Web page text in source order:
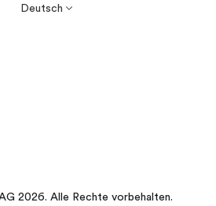
Deutsch
2026. Alle Rechte vorbehalten.